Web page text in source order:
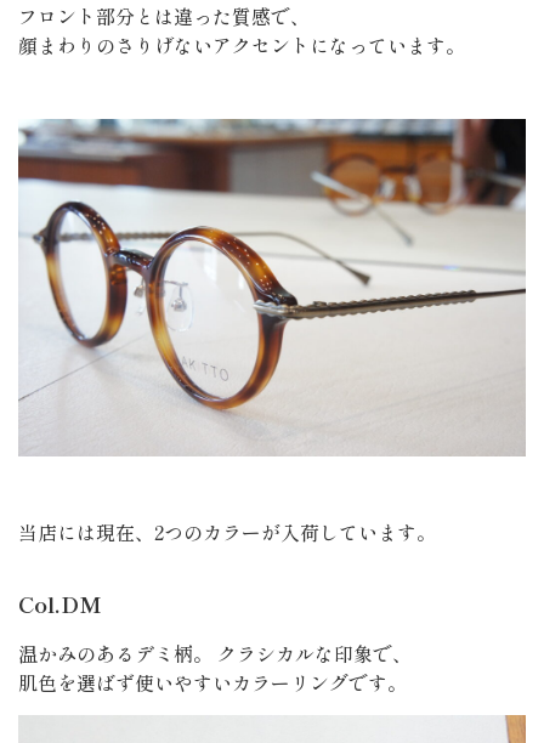
フロント部分とは違った質感で、
顔まわりのさりげないアクセントになっています。
当店には現在、2つのカラーが入荷しています。
Col.DM
温かみのあるデミ柄。 クラシカルな印象で、
肌色を選ばず使いやすいカラーリングです。